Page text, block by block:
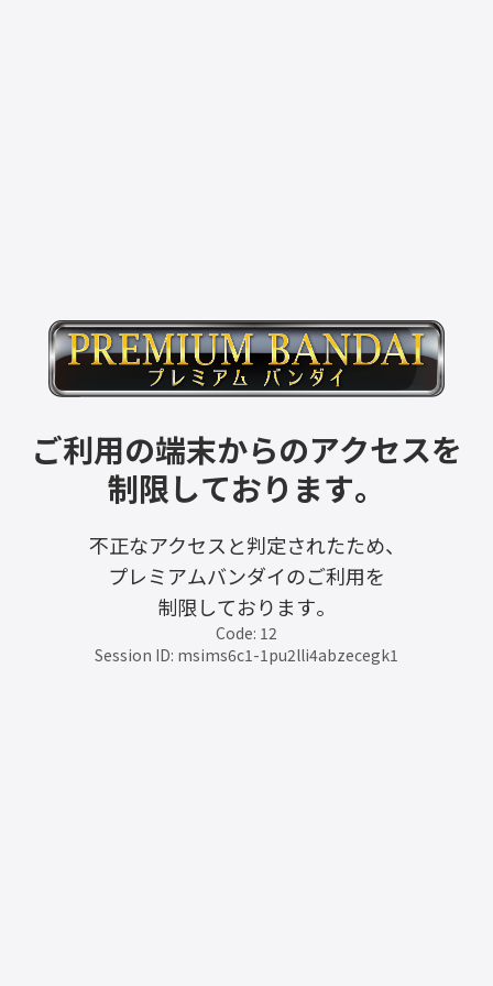
ご利用の端末からのアクセスを
制限しております。
不正なアクセスと判定されたため、
プレミアムバンダイのご利用を
制限しております。
Code: 12
Session ID: msims6c1-1pu2lli4abzecegk1